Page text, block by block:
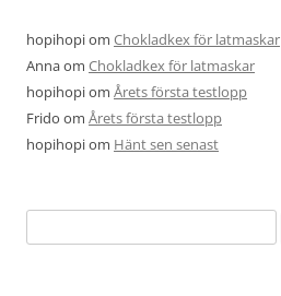
hopihopiom Chokladkex för latmaskar
Annaom Chokladkex för latmaskar
hopihopiom Årets första testlopp
Frido om Årets första testlopp
hopihopiom Hänt sen senast
efter: